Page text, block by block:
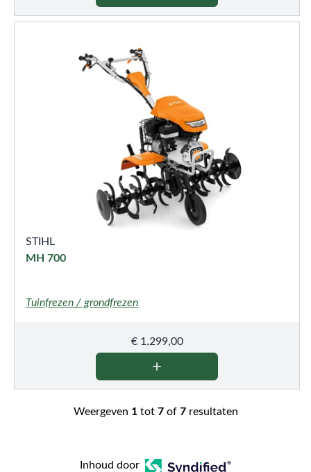
STIHL
MH 700
Tuinfrezen / grondfrezen
€1.299,00
Weergeven 1tot 7of 7resultaten
Inhoud door